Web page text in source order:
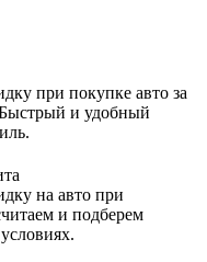
при покупке авто за
и удобный
на авто при
и подберем